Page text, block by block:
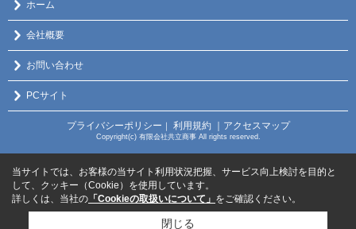
ホーム
会社概要
お問い合わせ
PCサイト
プライバシーポリシー ｜ 利用規約 ｜アクセスマップ
Copyright(c) 有限会社共立商事 All rights reserved.
当サイトでは、お客様の当サイト利用状況把握、サービス向上検討を目的と
して、クッキー（Cookie）を使用しています。
詳しくは、当社の 「Cookieの取扱いについて」 をご確認ください。
閉じる